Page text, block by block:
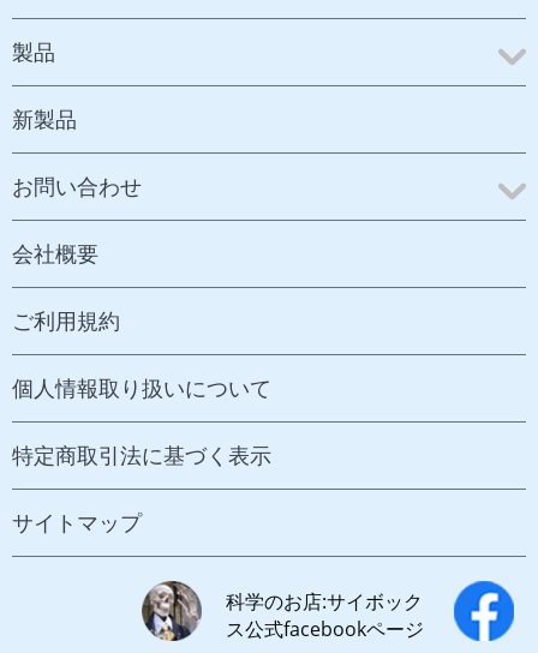
製品
新製品
お問い合わせ
会社概要
ご利用規約
個人情報取り扱いについて
特定商取引法に基づく表示
サイトマップ
科学のお店:サイボック
ス公式facebookページ